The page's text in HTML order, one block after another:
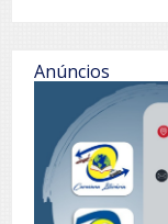
Anúncios